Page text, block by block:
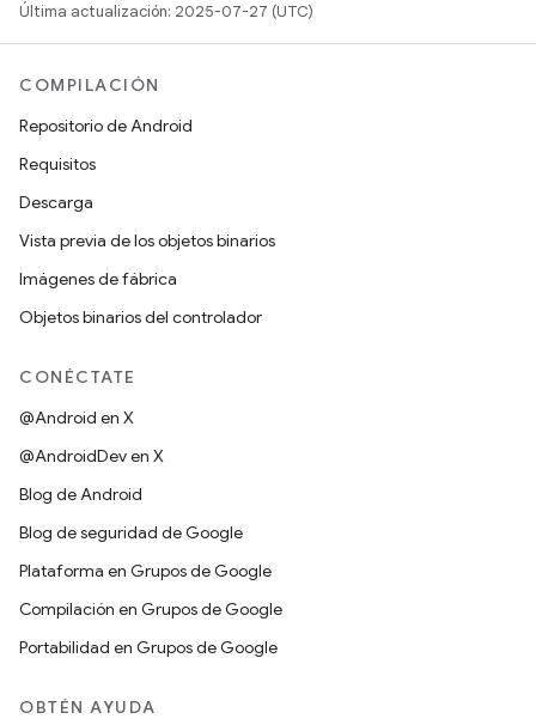
Última actualización: 2025-07-27 (UTC)
COMPILACIÓN
Repositorio de Android
Requisitos
Descarga
Vista previa de los objetos binarios
Imágenes de fábrica
Objetos binarios del controlador
CONÉCTATE
@Android en X
@AndroidDev en X
Blog de Android
Blog de seguridad de Google
Plataforma en Grupos de Google
Compilación en Grupos de Google
Portabilidad en Grupos de Google
OBTÉN AYUDA